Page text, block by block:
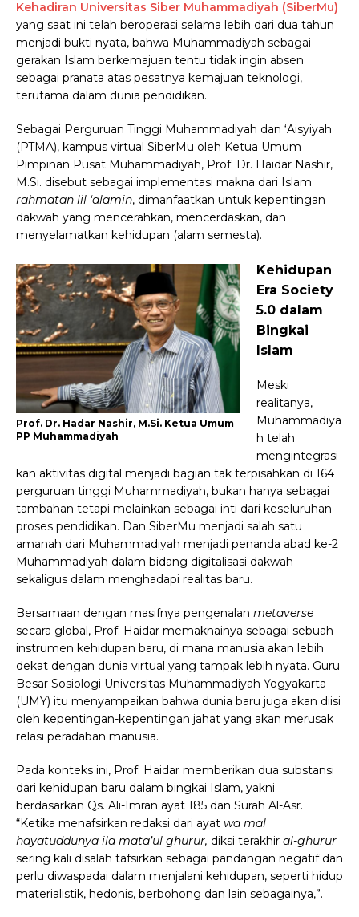
Kehadiran Universitas Siber Muhammadiyah (SiberMu)
yang saat ini telah beroperasi selama lebih dari dua tahun
menjadi bukti nyata, bahwa Muhammadiyah sebagai
gerakan Islam berkemajuan tentu tidak ingin absen
sebagai pranata atas pesatnya kemajuan teknologi,
terutama dalam dunia pendidikan.
Sebagai Perguruan Tinggi Muhammadiyah dan ‘Aisyiyah
(PTMA), kampus virtual SiberMu oleh Ketua Umum
Pimpinan Pusat Muhammadiyah, Prof. Dr. Haidar Nashir,
M.Si. disebut sebagai implementasi makna dari Islam
rahmatan lil ‘alamin, dimanfaatkan untuk kepentingan
dakwah yang mencerahkan, mencerdaskan, dan
menyelamatkan kehidupan (alam semesta).
Prof. Dr. Hadar Nashir, M.Si. Ketua Umum
PP Muhammadiyah
Kehidupan
Era Society
5.0 dalam
Bingkai
Islam
Meski
realitanya,
Muhammadiya
h telah
mengintegrasi
kan aktivitas digital menjadi bagian tak terpisahkan di 164
perguruan tinggi Muhammadiyah, bukan hanya sebagai
tambahan tetapi melainkan sebagai inti dari keseluruhan
proses pendidikan. Dan SiberMu menjadi salah satu
amanah dari Muhammadiyah menjadi penanda abad ke-2
Muhammadiyah dalam bidang digitalisasi dakwah
sekaligus dalam menghadapi realitas baru.
Bersamaan dengan masifnya pengenalan metaverse
secara global, Prof. Haidar memaknainya sebagai sebuah
instrumen kehidupan baru, di mana manusia akan lebih
dekat dengan dunia virtual yang tampak lebih nyata. Guru
Besar Sosiologi Universitas Muhammadiyah Yogyakarta
(UMY) itu menyampaikan bahwa dunia baru juga akan diisi
oleh kepentingan-kepentingan jahat yang akan merusak
relasi peradaban manusia.
Pada konteks ini, Prof. Haidar memberikan dua substansi
dari kehidupan baru dalam bingkai Islam, yakni
berdasarkan Qs. Ali-Imran ayat 185 dan Surah Al-Asr.
“Ketika menafsirkan redaksi dari ayat wa mal
hayatuddunya ila mata’ul ghurur, diksi terakhir al-ghurur
sering kali disalah tafsirkan sebagai pandangan negatif dan
perlu diwaspadai dalam menjalani kehidupan, seperti hidup
materialistik, hedonis, berbohong dan lain sebagainya,”.